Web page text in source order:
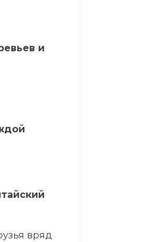
и
вряд